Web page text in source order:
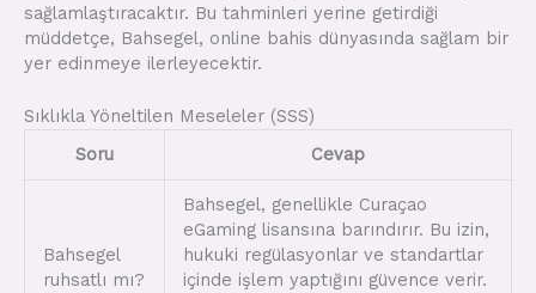
sağlamlaştıracaktır. Bu tahminleri yerine getirdiği
müddetçe, Bahsegel, online bahis dünyasında sağlam bir
yer edinmeye ilerleyecektir.
Sıklıkla Yöneltilen Meseleler (SSS)
Soru
Cevap
Bahsegel
ruhsatlı mı?
Bahsegel, genellikle Curaçao
eGaming lisansına barındırır. Bu izin,
hukuki regülasyonlar ve standartlar
içinde işlem yaptığını güvence verir.